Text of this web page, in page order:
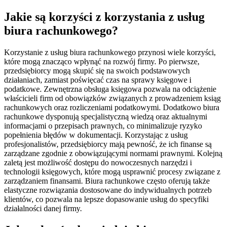
Jakie są korzyści z korzystania z usług
biura rachunkowego?
Korzystanie z usług biura rachunkowego przynosi wiele korzyści,
które mogą znacząco wpłynąć na rozwój firmy. Po pierwsze,
przedsiębiorcy mogą skupić się na swoich podstawowych
działaniach, zamiast poświęcać czas na sprawy księgowe i
podatkowe. Zewnętrzna obsługa księgowa pozwala na odciążenie
właścicieli firm od obowiązków związanych z prowadzeniem ksiąg
rachunkowych oraz rozliczeniami podatkowymi. Dodatkowo biura
rachunkowe dysponują specjalistyczną wiedzą oraz aktualnymi
informacjami o przepisach prawnych, co minimalizuje ryzyko
popełnienia błędów w dokumentacji. Korzystając z usług
profesjonalistów, przedsiębiorcy mają pewność, że ich finanse są
zarządzane zgodnie z obowiązującymi normami prawnymi. Kolejną
zaletą jest możliwość dostępu do nowoczesnych narzędzi i
technologii księgowych, które mogą usprawnić procesy związane z
zarządzaniem finansami. Biura rachunkowe często oferują także
elastyczne rozwiązania dostosowane do indywidualnych potrzeb
klientów, co pozwala na lepsze dopasowanie usług do specyfiki
działalności danej firmy.